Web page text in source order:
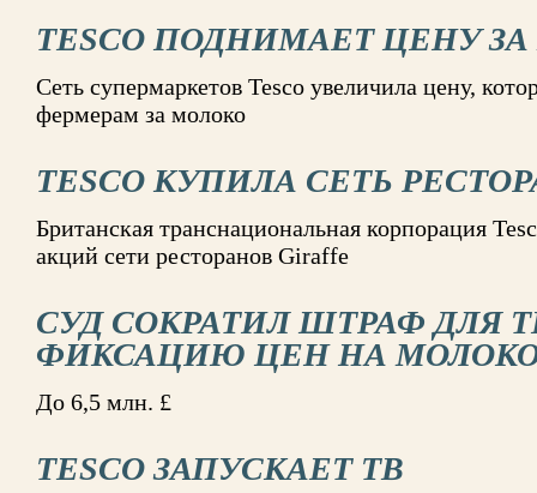
TESCO ПОДНИМАЕТ ЦЕНУ
Сеть супермаркетов Tesco увеличила цену,
фермерам за молоко
TESCO КУПИЛА СЕТЬ
Британская транснациональная корпорация
акций сети ресторанов Giraffe
СУД СОКРАТИЛ ШТРАФ ДЛЯ
ФИКСАЦИЮ ЦЕН НА
До 6,5 млн. £
TESCO ЗАПУСКАЕТ ТВ